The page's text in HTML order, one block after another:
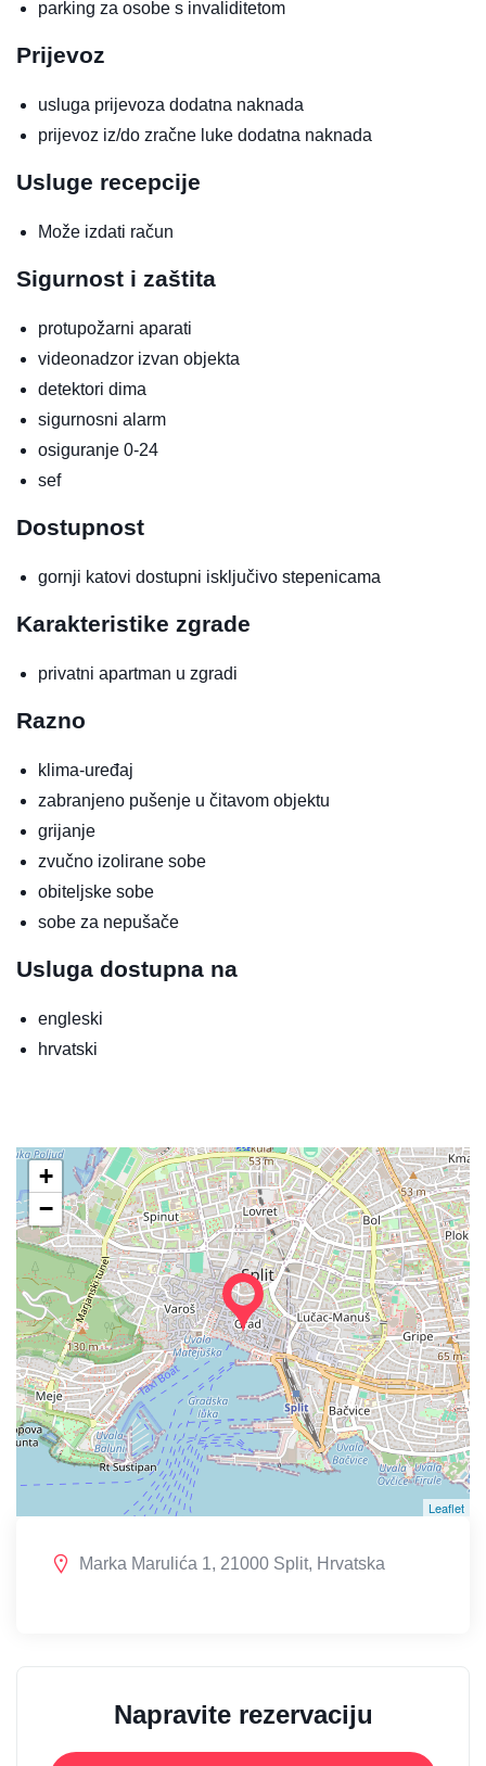
parking za osobe s invaliditetom
Prijevoz
usluga prijevoza dodatna naknada
prijevoz iz/do zračne luke dodatna naknada
Usluge recepcije
Može izdati račun
Sigurnost i zaštita
protupožarni aparati
videonadzor izvan objekta
detektori dima
sigurnosni alarm
osiguranje 0-24
sef
Dostupnost
gornji katovi dostupni isključivo stepenicama
Karakteristike zgrade
privatni apartman u zgradi
Razno
klima-uređaj
zabranjeno pušenje u čitavom objektu
grijanje
zvučno izolirane sobe
obiteljske sobe
sobe za nepušače
Usluga dostupna na
engleski
hrvatski
+
−
Leaflet
Marka Marulića 1, 21000 Split, Hrvatska
Napravite rezervaciju